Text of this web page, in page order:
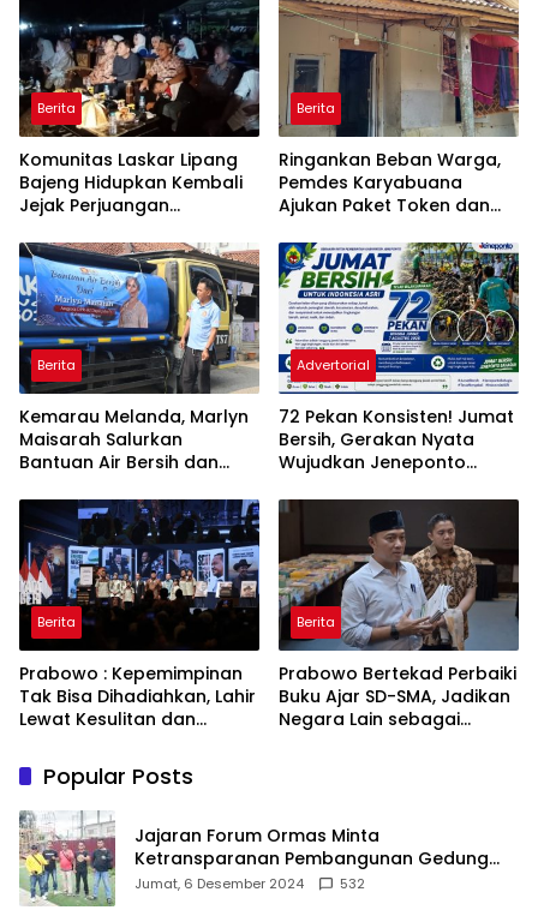
Berita
Komunitas Laskar Lipang
Bajeng Hidupkan Kembali
Jejak Perjuangan
Wabup Takalar: Apresiasi
Bahwa Sejarah Adalah
Warisan yang Tak Ternilai”.
Berita
Ringankan Beban Warga,
Pemdes Karyabuana
Ajukan Paket Token dan
PLN
Berita
Kemarau Melanda, Marlyn
Maisarah Salurkan
Bantuan Air Bersih dan
Babakan Madang
Advertorial
72 Pekan Konsisten! Jumat
Bersih, Gerakan Nyata
Wujudkan Jeneponto
ASRI
Berita
Prabowo : Kepemimpinan
Tak Bisa Dihadiahkan, Lahir
Lewat Kesulitan dan
Berita
Prabowo Bertekad Perbaiki
Buku Ajar SD-SMA, Jadikan
Negara Lain sebagai
Popular Posts
Jajaran Forum Ormas Minta
Ketransparanan Pembangunan Gedung
Damkar Di Kecamatan Cisoka
Jumat, 6 Desember 2024 532